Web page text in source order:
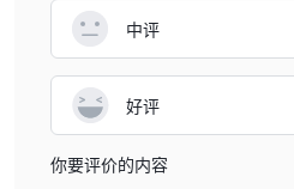
中评
好评
你要评价的内容